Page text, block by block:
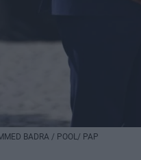
BADRA / POOL/ PAP